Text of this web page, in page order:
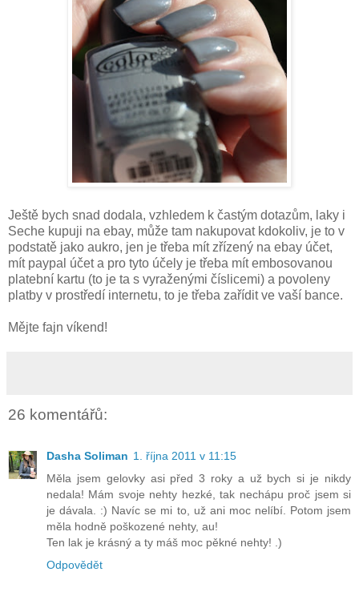
Ještě bych snad dodala, vzhledem k častým dotazům, laky i
Seche kupuji na ebay, může tam nakupovat kdokoliv, je to v
podstatě jako aukro, jen je třeba mít zřízený na ebay účet,
mít paypal účet a pro tyto účely je třeba mít embosovanou
platební kartu (to je ta s vyraženými číslicemi) a povoleny
platby v prostředí internetu, to je třeba zařídit ve vaší bance.
Mějte fajn víkend!
26 komentářů:
Dasha Soliman 1. října 2011 v 11:15
Měla jsem gelovky asi před 3 roky a už bych si je nikdy
nedala! Mám svoje nehty hezké, tak nechápu proč jsem si
je dávala. :) Navíc se mi to, už ani moc nelíbí. Potom jsem
měla hodně poškozené nehty, au!
Ten lak je krásný a ty máš moc pěkné nehty! .)
Odpovědět